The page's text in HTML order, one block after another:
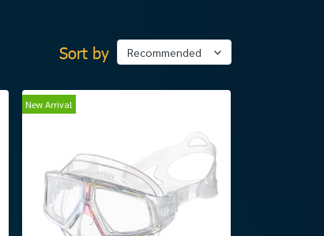
Sort by Recommended
New Arrival